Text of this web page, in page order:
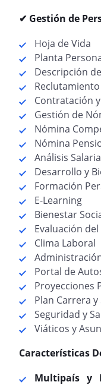
✔ Gestión de
Hoja de Vida
Planta
Descripción
Contratación
Gestión de
Nómina
Nómina
Análisis
Desarrollo y
Formación
E-Learning
Bienestar
Evaluación
Clima Laboral
Portal de
Proyecciones
Plan Carrera y
Seguridad y
Viáticos y
Características
Multipaís y